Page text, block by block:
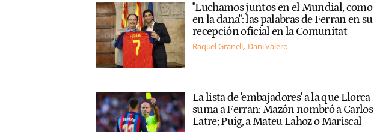
"Luchamos juntos en el Mundial, como
en la dana": las palabras de Ferran en su
recepción oficial en la Comunitat
Raquel Granell Dani Valero
La lista de 'embajadores' a la que Llorca
suma a Ferran: Mazón nombró a Carlos
Latre; Puig, a Mateu Lahoz o Mariscal